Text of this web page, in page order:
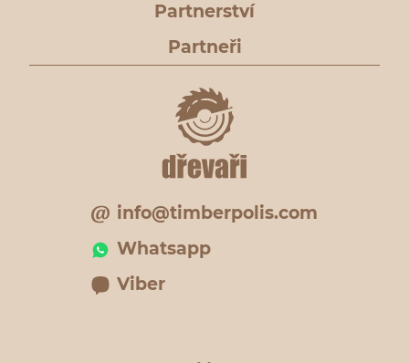
Partnerství
Partneři
info@timberpolis.com
Whatsapp
Viber